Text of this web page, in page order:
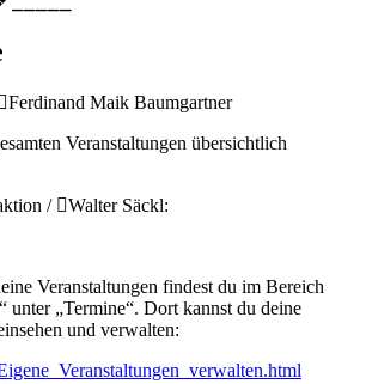
Ferdinand Maik Baumgartner
Veranstaltungen übersichtlich
/
Walter Säckl:
Veranstaltungen findest du im Bereich
unter „Termine“. Dort kannst du deine
und verwalten: